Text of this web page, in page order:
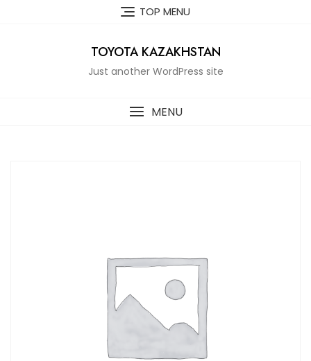
TOP MENU
TOYOTA KAZAKHSTAN
Just another WordPress site
MENU